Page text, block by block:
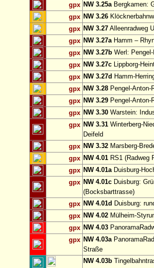
gpx NW 3.25aBergkamen:
gpx NW 3.26
gpx NW 3.27 Alleenradweg
gpx NW 3.27aHamm –
gpx NW 3.27b Werl:
gpx NW 3.27c Lippborg-
gpx NW 3.27d Hamm-
gpx NW 3.28 Pengel-
gpx NW 3.29 Pengel-Anton-
gpx NW 3.30 Warstein:
gpx NW 3.31 Winterberg-
Deifeld
gpx NW 3.32 Marsberg-
gpx NW 4.01 RS1 (Radweg
gpx NW 4.01aDuisburg-
gpx NW 4.01c Duisburg:
(Bocksbarttrasse)
gpx NW 4.01d Duisburg:
gpx NW 4.02 Mülheim-
gpx NW 4.03
gpx NW 4.03a
Straße
NW 4.03b